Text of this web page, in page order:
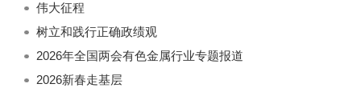
伟大征程
树立和践行正确政绩观
2026年全国两会有色金属行业专题报道
2026新春走基层